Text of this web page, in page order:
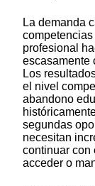
La demanda
profesional
escasamente
Los
el nivel
abandono
segundas
necesitan
continuar con
acceder o